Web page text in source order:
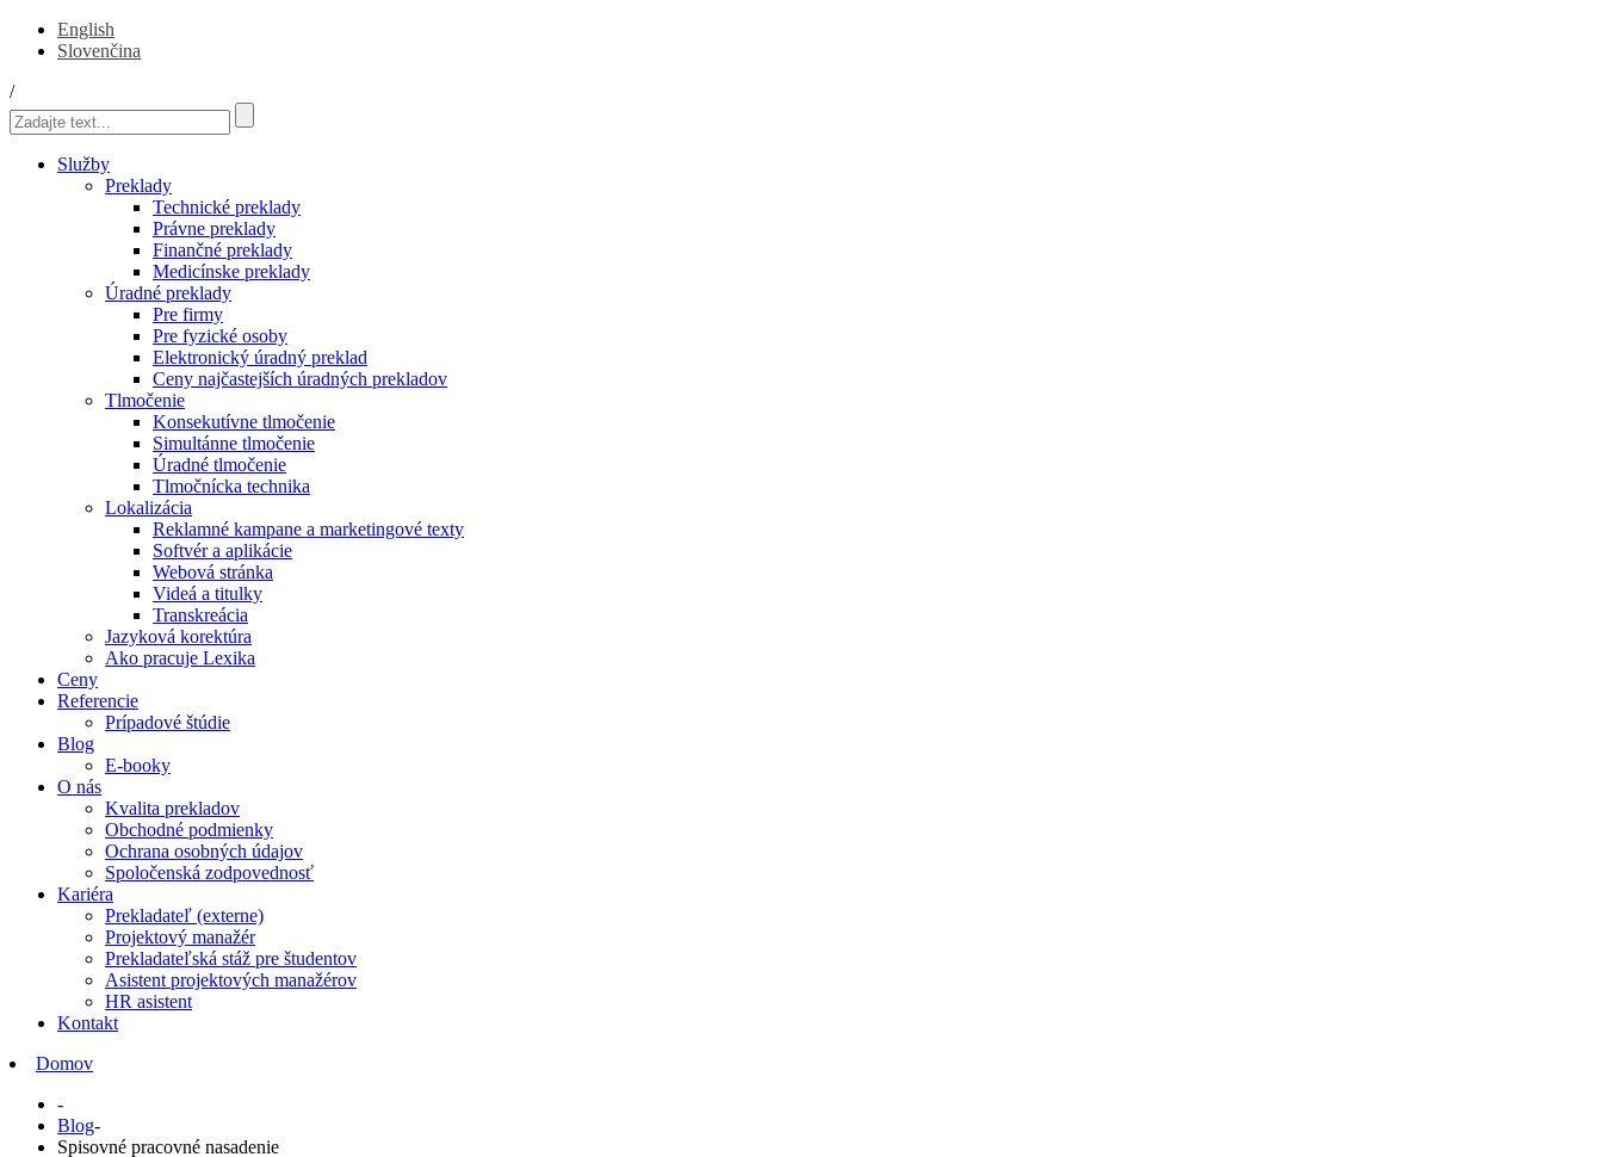
English
Slovenčina
/
Služby
Preklady
Technické preklady
Právne preklady
Finančné preklady
Medicínske preklady
Úradné preklady
Pre firmy
Pre fyzické osoby
Elektronický úradný preklad
Ceny najčastejších úradných prekladov
Tlmočenie
Konsekutívne tlmočenie
Simultánne tlmočenie
Úradné tlmočenie
Tlmočnícka technika
Lokalizácia
Reklamné kampane a marketingové texty
Softvér a aplikácie
Webová stránka
Videá a titulky
Transkreácia
Jazyková korektúra
Ako pracuje Lexika
Ceny
Referencie
Prípadové štúdie
Blog
E-booky
O nás
Kvalita prekladov
Obchodné podmienky
Ochrana osobných údajov
Spoločenská zodpovednosť
Kariéra
Prekladateľ (externe)
Projektový manažér
Prekladateľská stáž pre študentov
Asistent projektových manažérov
HR asistent
Kontakt
Domov
-
Blog-
Spisovné pracovné nasadenie